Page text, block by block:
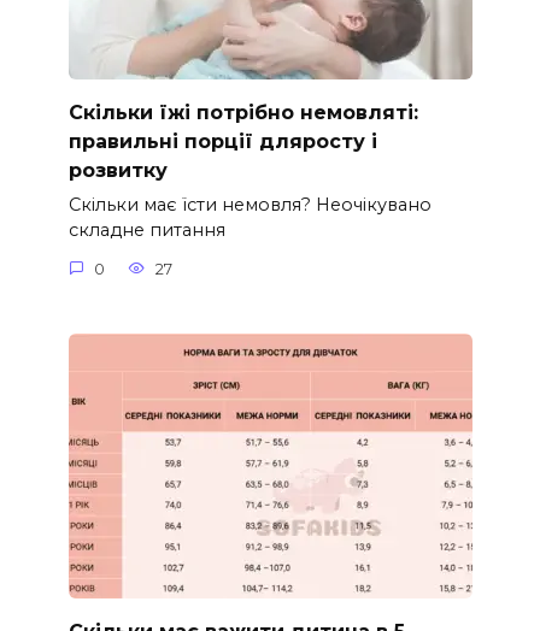
Скільки їжі потрібно немовляті:
правильні порції дляросту і
розвитку
Скільки має їсти немовля? Неочікувано
складне питання
0 27